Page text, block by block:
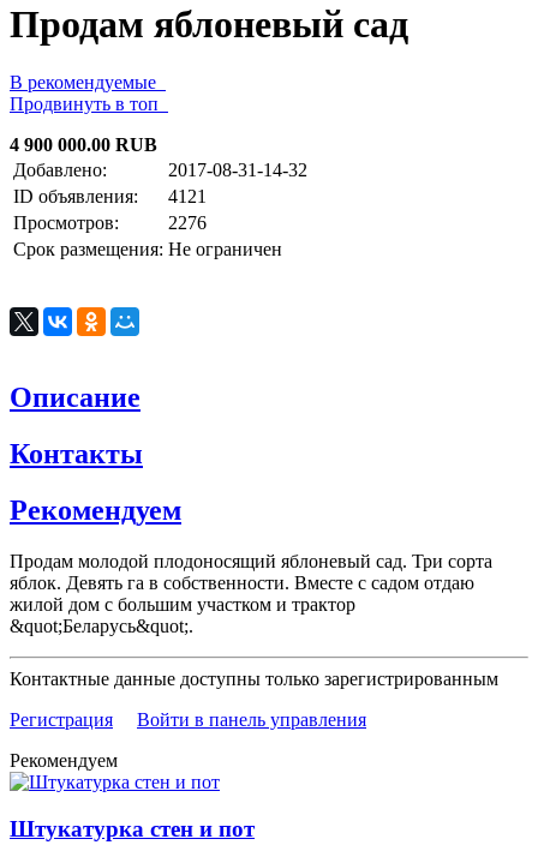
Продам яблоневый сад
В рекомендуемые
Продвинуть в топ
4 900 000.00 RUB
Добавлено:
2017-08-31-14-32
ID объявления:
4121
Просмотров:
2276
Срок размещения: Не ограничен
Описание
Контакты
Рекомендуем
Продам молодой плодоносящий яблоневый сад. Три сорта
яблок. Девять га в собственности. Вместе с садом отдаю
жилой дом с большим участком и трактор
&quot;Беларусь&quot;.
Контактные данные доступны только зарегистрированным
Регистрация
Войти в панель управления
Рекомендуем
Штукатурка стен и пот